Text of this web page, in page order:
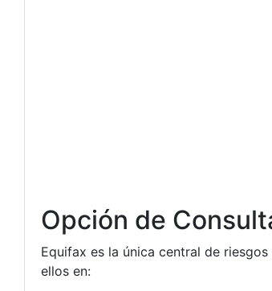
Opción de
Equifax es la única central de
ellos en: